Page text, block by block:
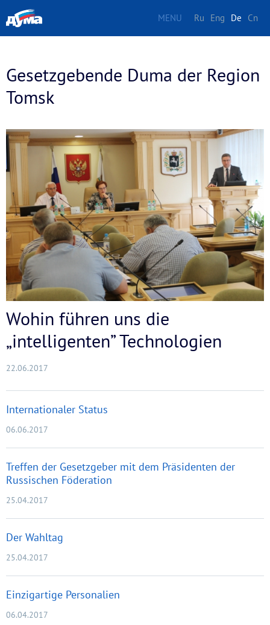
MENU Ru Eng De Cn
Gesetzgebende Duma der Region
Tomsk
Wohin führen uns die
„intelligenten” Technologien
22.06.2017
Internationaler Status
06.06.2017
Treffen der Gesetzgeber mit dem Präsidenten der
Russischen Föderation
25.04.2017
Der Wahltag
25.04.2017
Einzigartige Personalien
06.04.2017